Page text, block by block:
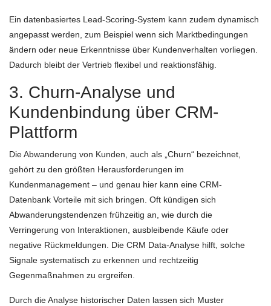
Ein datenbasiertes Lead-Scoring-System kann zudem dynamisch
angepasst werden, zum Beispiel wenn sich Marktbedingungen
ändern oder neue Erkenntnisse über Kundenverhalten vorliegen.
Dadurch bleibt der Vertrieb flexibel und reaktionsfähig.
3. Churn-Analyse und
Kundenbindung über CRM-
Plattform
Die Abwanderung von Kunden, auch als „Churn“ bezeichnet,
gehört zu den größten Herausforderungen im
Kundenmanagement – und genau hier kann eine CRM-
Datenbank Vorteile mit sich bringen. Oft kündigen sich
Abwanderungstendenzen frühzeitig an, wie durch die
Verringerung von Interaktionen, ausbleibende Käufe oder
negative Rückmeldungen. Die CRM Data-Analyse hilft, solche
Signale systematisch zu erkennen und rechtzeitig
Gegenmaßnahmen zu ergreifen.
Durch die Analyse historischer Daten lassen sich Muster